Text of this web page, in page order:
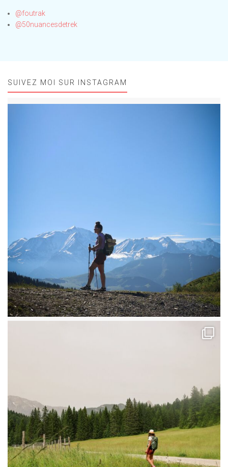
@foutrak
@50nuancesdetrek
SUIVEZ MOI SUR INSTAGRAM